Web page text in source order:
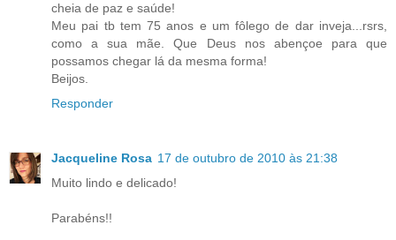
cheia de paz e saúde!
Meu pai tb tem 75 anos e um fôlego de dar inveja...rsrs,
como a sua mãe. Que Deus nos abençoe para que
possamos chegar lá da mesma forma!
Beijos.
Responder
Jacqueline Rosa 17 de outubro de 2010 às 21:38
Muito lindo e delicado!
Parabéns!!